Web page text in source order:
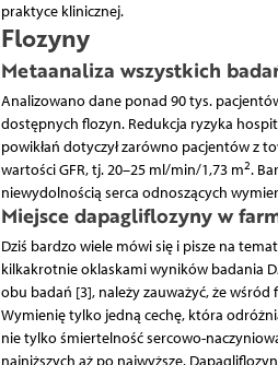
praktyce klinicznej.
Flozyny
Metaanaliza wszystkich
Analizowano dane ponad 90 tys.
dostępnych flozyn. Redukcja ryzyka
powikłań dotyczył zarówno pacjentów z
wartości GFR, tj. 20–25 ml/min/1,73 m2.
niewydolnością serca odnoszących
Miejsce dapagliflozyny w
Dziś bardzo wiele mówi się i pisze na
kilkakrotnie oklaskami wyników badania
obu badań [3], należy zauważyć, że
Wymienię tylko jedną cechę, która
nie tylko śmiertelność sercowo-
najniższych aż po najwyższe.